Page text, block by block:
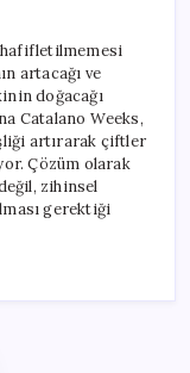
artacağı ve
doğacağı
Catalano Weeks,
artırarak çiftler
Çözüm olarak
zihinsel
gerektiği